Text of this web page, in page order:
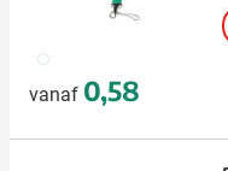
009
vanaf 0,58